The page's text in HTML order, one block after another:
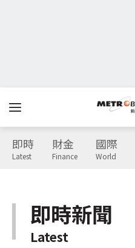
即時
Latest
財金
Finance
國際
World
即時新聞
Latest